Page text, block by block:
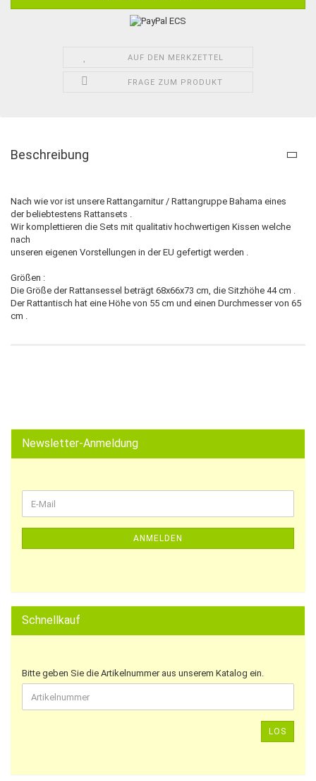
AUF DEN MERKZETTEL
FRAGE ZUM PRODUKT
Beschreibung
Nach wie vor ist unsere Rattangarnitur / Rattangruppe Bahama eines
der beliebtestens Rattansets .
Wir komplettieren die Sets mit qualitativ hochwertigen Kissen welche
nach
unseren eigenen Vorstellungen in der EU gefertigt werden .
Größen :
Die Größe der Rattansessel beträgt 68x66x73 cm, die Sitzhöhe 44 cm .
Der Rattantisch hat eine Höhe von 55 cm und einen Durchmesser von 65
cm .
Newsletter-Anmeldung
ANMELDEN
Schnellkauf
Bitte geben Sie die Artikelnummer aus unserem Katalog ein.
LOS